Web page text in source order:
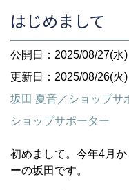
はじめまして
公開日：2025/08/27(水)
更新日：2025/08/26(火)
坂田 夏音／ショップサ
ショップサポーター
初めまして。今年4月
ーの坂田です。